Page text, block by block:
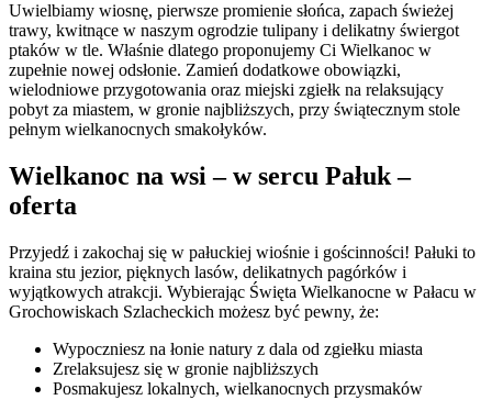
Uwielbiamy wiosnę, pierwsze promienie słońca, zapach świeżej
trawy, kwitnące w naszym ogrodzie tulipany i delikatny świergot
ptaków w tle. Właśnie dlatego proponujemy Ci Wielkanoc w
zupełnie nowej odsłonie. Zamień dodatkowe obowiązki,
wielodniowe przygotowania oraz miejski zgiełk na relaksujący
pobyt za miastem, w gronie najbliższych, przy świątecznym stole
pełnym wielkanocnych smakołyków.
Wielkanoc na wsi – w sercu Pałuk –
oferta
Przyjedź i zakochaj się w pałuckiej wiośnie i gościnności! Pałuki to
kraina stu jezior, pięknych lasów, delikatnych pagórków i
wyjątkowych atrakcji. Wybierając Święta Wielkanocne w Pałacu w
Grochowiskach Szlacheckich możesz być pewny, że:
Wypoczniesz na łonie natury z dala od zgiełku miasta
Zrelaksujesz się w gronie najbliższych
Posmakujesz lokalnych, wielkanocnych przysmaków